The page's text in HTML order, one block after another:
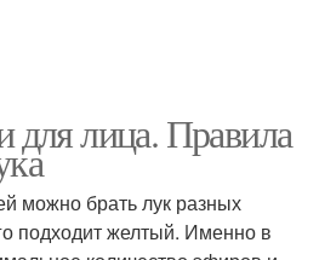
для лица. Правила
можно брать лук разных
подходит желтый. Именно в